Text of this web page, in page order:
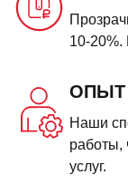
10-20%.
ОПЫТ
Наши
работы,
услуг.